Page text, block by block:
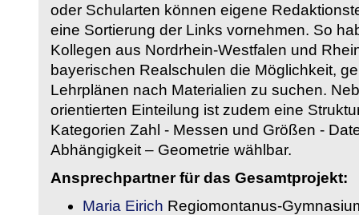
oder Schularten können eigene
eine Sortierung der Links vornehmen. So
Kollegen aus Nordrhein-Westfalen und
bayerischen Realschulen die Möglichkeit,
Lehrplänen nach Materialien zu suchen.
orientierten Einteilung ist zudem eine
Kategorien Zahl - Messen und Größen -
Abhängigkeit – Geometrie wählbar.
Ansprechpartner für das Gesamtprojekt:
Maria Eirich Regiomontanus-